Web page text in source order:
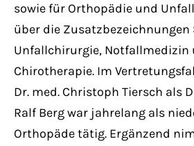
sowie für Orthopädie und
über die Zusatzbezeichnungen
Unfallchirurgie, Notfallmedizin
Chirotherapie. Im
Dr. med. Christoph Tiersch als
Ralf Berg war jahrelang als
Orthopäde tätig. Ergänzend